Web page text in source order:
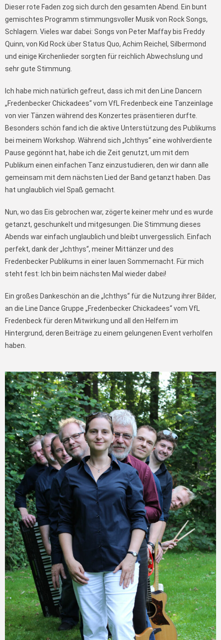
Dieser rote Faden zog sich durch den gesamten Abend. Ein bunt
gemischtes Programm stimmungsvoller Musik von Rock Songs,
Schlagern. Vieles war dabei: Songs von Peter Maffay bis Freddy
Quinn, von Kid Rock über Status Quo, Achim Reichel, Silbermond
und einige Kirchenlieder sorgten für reichlich Abwechslung und
sehr gute Stimmung.
Ich habe mich natürlich gefreut, dass ich mit den Line Dancern
„Fredenbecker Chickadees“ vom VfL Fredenbeck eine Tanzeinlage
von vier Tänzen während des Konzertes präsentieren durfte.
Besonders schön fand ich die aktive Unterstützung des Publikums
bei meinem Workshop. Während sich „Ichthys“ eine wohlverdiente
Pause gegönnt hat, habe ich die Zeit genutzt, um mit dem
Publikum einen einfachen Tanz einzustudieren, den wir dann alle
gemeinsam mit dem nächsten Lied der Band getanzt haben. Das
hat unglaublich viel Spaß gemacht.
Nun, wo das Eis gebrochen war, zögerte keiner mehr und es wurde
getanzt, geschunkelt und mitgesungen. Die Stimmung dieses
Abends war einfach unglaublich und bleibt unvergesslich. Einfach
perfekt, dank der „Ichthys“, meiner Mittänzer und des
Fredenbecker Publikums in einer lauen Sommernacht. Für mich
steht fest: Ich bin beim nächsten Mal wieder dabei!
Ein großes Dankeschön an die „Ichthys“ für die Nutzung ihrer Bilder,
an die Line Dance Gruppe „Fredenbecker Chickadees“ vom VfL
Fredenbeck für deren Mitwirkung und all den Helfern im
Hintergrund, deren Beiträge zu einem gelungenen Event verholfen
haben.